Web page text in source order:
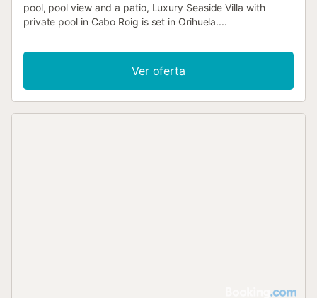
pool, pool view and a patio, Luxury Seaside Villa with
private pool in Cabo Roig is set in Orihuela....
Ver oferta